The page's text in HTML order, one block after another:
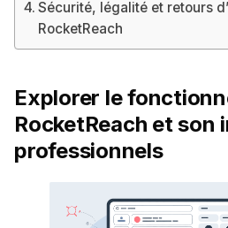
Sécurité, légalité et retours
RocketReach
Explorer le
RocketReach et son
professionnels